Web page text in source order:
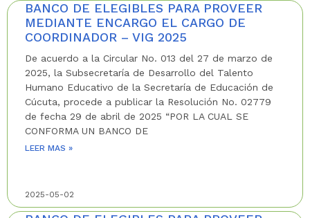
BANCO DE ELEGIBLES PARA PROVEER
MEDIANTE ENCARGO EL CARGO DE
COORDINADOR – VIG 2025
De acuerdo a la Circular No. 013 del 27 de marzo de
2025, la Subsecretaría de Desarrollo del Talento
Humano Educativo de la Secretaría de Educación de
Cúcuta, procede a publicar la Resolución No. 02779
de fecha 29 de abril de 2025 “POR LA CUAL SE
CONFORMA UN BANCO DE
LEER MAS »
2025-05-02